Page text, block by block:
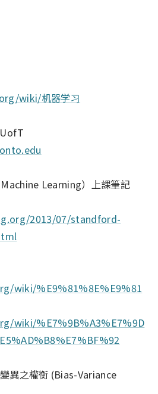
wiki/机器学习
Learning）上課筆記
2013/07/standford-
wiki/%E9%81%8E%E9%81
wiki/%E7%9B%A3%E7%9D
異之權衡 (Bias-Variance